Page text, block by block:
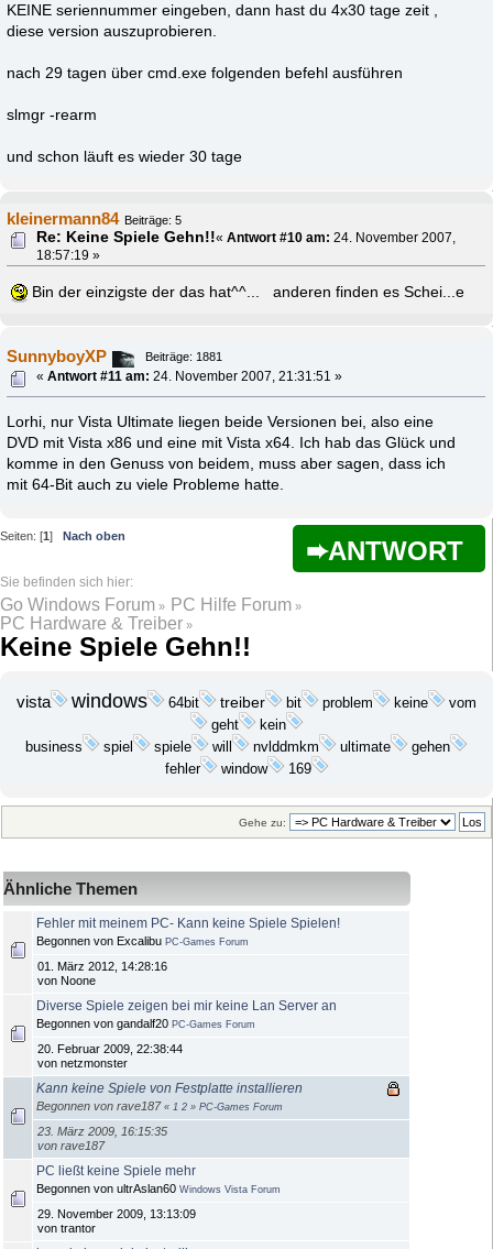
KEINE seriennummer eingeben, dann hast du 4x30 tage zeit ,
diese version auszuprobieren.
nach 29 tagen über cmd.exe folgenden befehl ausführen
slmgr -rearm
und schon läuft es wieder 30 tage
kleinermann84 Beiträge: 5
Re: Keine Spiele Gehn!!«Antwort #10 am: 24. November 2007,
18:57:19 »
Bin der einzigste der das hat^^... anderen finden es Schei...e
SunnyboyXP
Beiträge: 1881
«Antwort #11 am: 24. November 2007, 21:31:51 »
Lorhi, nur Vista Ultimate liegen beide Versionen bei, also eine
DVD mit Vista x86 und eine mit Vista x64. Ich hab das Glück und
komme in den Genuss von beidem, muss aber sagen, dass ich
mit 64-Bit auch zu viele Probleme hatte.
ANTWORT
Seiten: [1] Nach oben
Go Windows Forum » PC Hilfe Forum »
PC Hardware & Treiber »
Keine Spiele Gehn!!
vista windows 64bit treiber bit problem keine vom
geht kein
business spiel spiele will nvlddmkm ultimate gehen
fehler window 169
Gehe zu:
Ähnliche Themen
Fehler mit meinem PC- Kann keine Spiele Spielen!
Begonnen von Excalibu PC-Games Forum
01. März 2012, 14:28:16
von Noone
Diverse Spiele zeigen bei mir keine Lan Server an
Begonnen von gandalf20 PC-Games Forum
20. Februar 2009, 22:38:44
von netzmonster
Kann keine Spiele von Festplatte installieren
Begonnen von rave187 « 1 2 » PC-Games Forum
23. März 2009, 16:15:35
von rave187
PC ließt keine Spiele mehr
Begonnen von ultrAslan60 Windows Vista Forum
29. November 2009, 13:13:09
von trantor